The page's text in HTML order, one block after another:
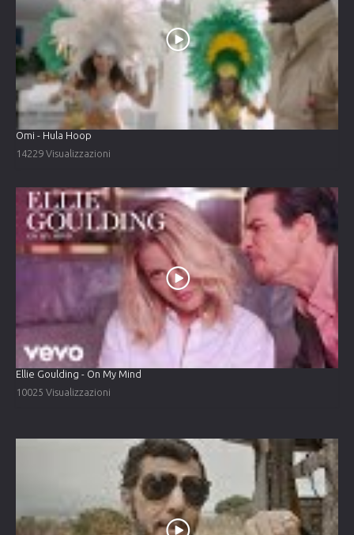
Omi - Hula Hoop
14229 Visualizzazioni
Ellie Goulding - On My Mind
10025 Visualizzazioni